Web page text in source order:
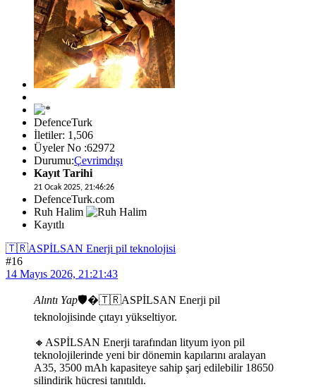
DefenceTurk
İletiler: 1,506
Üyeler No :62972
Durumu:Çevrimdışı
Kayıt Tarihi
21 Ocak 2025, 21:46:26
DefenceTurk.com
Ruh Halim
Kayıtlı
🇹🇷ASPİLSAN Enerji pil teknolojisi
#16
14 Mayıs 2026, 21:21:43
Alıntı Yap🛡�🇹🇷ASPİLSAN Enerji pil
teknolojisinde çıtayı yükseltiyor.
🔸ASPİLSAN Enerji tarafından lityum iyon pil
teknolojilerinde yeni bir dönemin kapılarını aralayan
A35, 3500 mAh kapasiteye sahip şarj edilebilir 18650
silindirik hücresi tanıtıldı.